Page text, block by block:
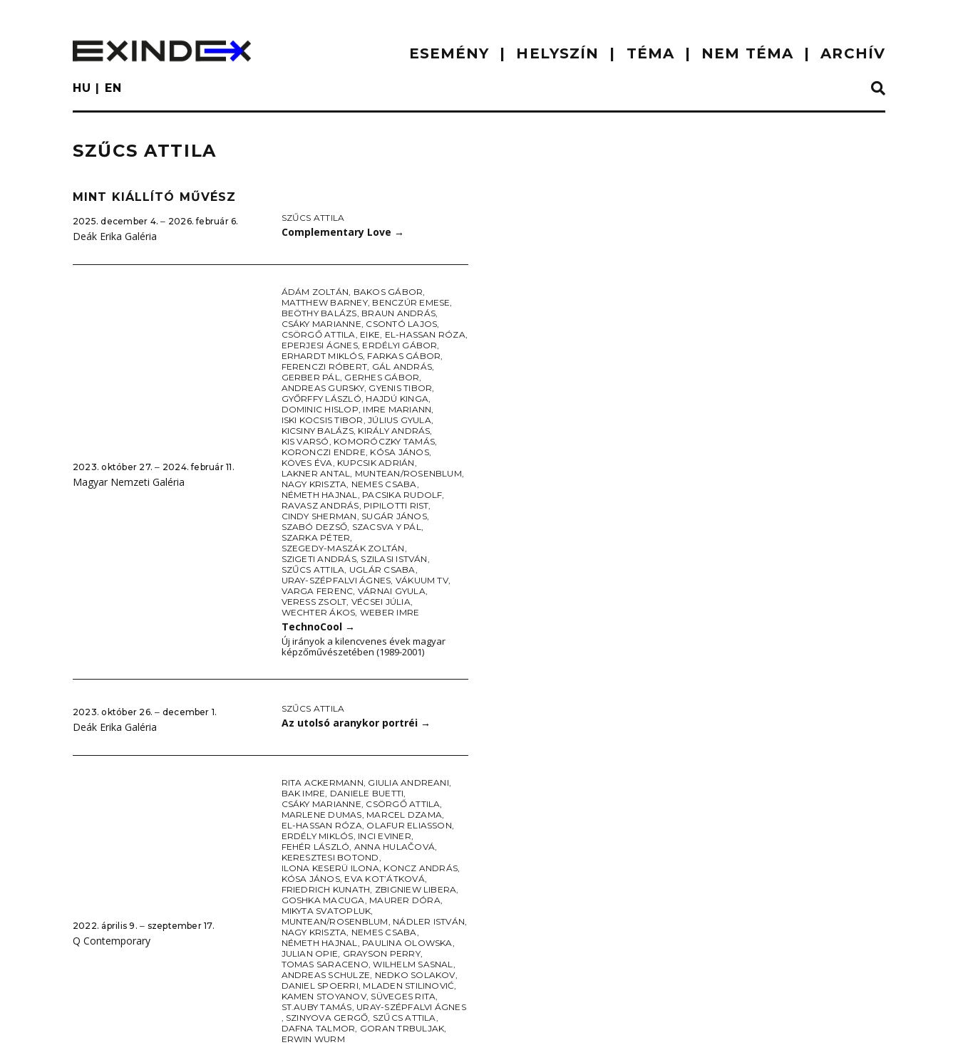
ESEMÉNY HELYSZÍN TÉMA NEM TÉMA ARCHÍV
HU EN
SZŰCS ATTILA
MINT KIÁLLÍTÓ MŰVÉSZ
2025. december 4. ‒ 2026. február 6.
Deák Erika Galéria
SZŰCS ATTILA
Complementary Love →
2023. október 27. ‒ 2024. február 11.
Magyar Nemzeti Galéria
ÁDÁM ZOLTÁN, BAKOS GÁBOR,
MATTHEW BARNEY, BENCZÚR EMESE,
BEÖTHY BALÁZS, BRAUN ANDRÁS,
CSÁKY MARIANNE, CSONTÓ LAJOS,
CSÖRGŐ ATTILA, EIKE, EL-HASSAN RÓZA,
EPERJESI ÁGNES, ERDÉLYI GÁBOR,
ERHARDT MIKLÓS, FARKAS GÁBOR,
FERENCZI RÓBERT, GÁL ANDRÁS,
GERBER PÁL, GERHES GÁBOR,
ANDREAS GURSKY, GYENIS TIBOR,
GYŐRFFY LÁSZLÓ, HAJDÚ KINGA,
DOMINIC HISLOP, IMRE MARIANN,
ISKI KOCSIS TIBOR,JÚLIUS GYULA,
KICSINY BALÁZS, KIRÁLY ANDRÁS,
KIS VARSÓ, KOMORÓCZKY TAMÁS,
KORONCZI ENDRE, KÓSA JÁNOS,
KÖVES ÉVA, KUPCSIK ADRIÁN,
LAKNER ANTAL, MUNTEAN/ROSENBLUM,
NAGY KRISZTA, NEMES CSABA,
NÉMETH HAJNAL, PACSIKA RUDOLF,
RAVASZ ANDRÁS, PIPILOTTI RIST,
CINDY SHERMAN, SUGÁR JÁNOS,
SZABÓ DEZSŐ, SZACSVA Y PÁL,
SZARKA PÉTER,
SZEGEDY-MASZÁK ZOLTÁN,
SZIGETI ANDRÁS, SZILASI ISTVÁN,
SZŰCS ATTILA, UGLÁR CSABA,
URAY-SZÉPFALVI ÁGNES, VÁKUUM TV,
VARGA FERENC, VÁRNAI GYULA,
VERESS ZSOLT, VÉCSEI JÚLIA,
WECHTER ÁKOS, WEBER IMRE
TechnoCool →
Új irányok a kilencvenes évek magyar
képzőművészetében (1989-2001)
2023. október 26. ‒ december 1.
Deák Erika Galéria
SZŰCS ATTILA
Az utolsó aranykor portréi →
2022. április 9. ‒ szeptember 17.
Q Contemporary
RITA ACKERMANN, GIULIA ANDREANI,
BAK IMRE, DANIELE BUETTI,
CSÁKY MARIANNE, CSÖRGŐ ATTILA,
MARLENE DUMAS, MARCEL DZAMA,
EL-HASSAN RÓZA, OLAFUR ELIASSON,
ERDÉLY MIKLÓS, INCI EVINER,
FEHÉR LÁSZLÓ, ANNA HULAČOVÁ,
KERESZTESI BOTOND,
ILONA KESERÜ ILONA, KONCZ ANDRÁS,
KÓSA JÁNOS, EVA KOT’ÁTKOVÁ,
FRIEDRICH KUNATH, ZBIGNIEW LIBERA,
GOSHKA MACUGA, MAURER DÓRA,
MIKYTA SVATOPLUK,
MUNTEAN/ROSENBLUM, NÁDLER ISTVÁN,
NAGY KRISZTA, NEMES CSABA,
NÉMETH HAJNAL, PAULINA OLOWSKA,
JULIAN OPIE, GRAYSON PERRY,
TOMAS SARACENO,WILHELM SASNAL,
ANDREAS SCHULZE, NEDKO SOLAKOV,
DANIEL SPOERRI, MLADEN STILINOVIĆ,
KAMEN STOYANOV, SÜVEGES RITA,
ST.AUBY TAMÁS, URAY-SZÉPFALVI ÁGNES
, SZINYOVA GERGŐ, SZŰCS ATTILA,
DAFNA TALMOR, GORAN TRBULJAK,
ERWIN WURM